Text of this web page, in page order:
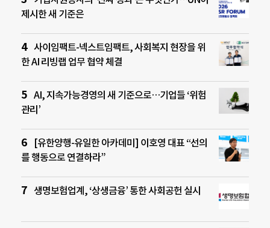
제시한 새 기준은
사이임팩트-넥스트임팩트, 사회복지 현장을 위
한 AI 리빙랩 업무 협약 체결
AI, 지속가능경영의 새 기준으로…기업들 ‘위험
관리’
[유한양행-유일한 아카데미] 이호영 대표 “선의
를 행동으로 연결하라”
생명보험업계, ‘상생금융’ 통한 사회공헌 실시